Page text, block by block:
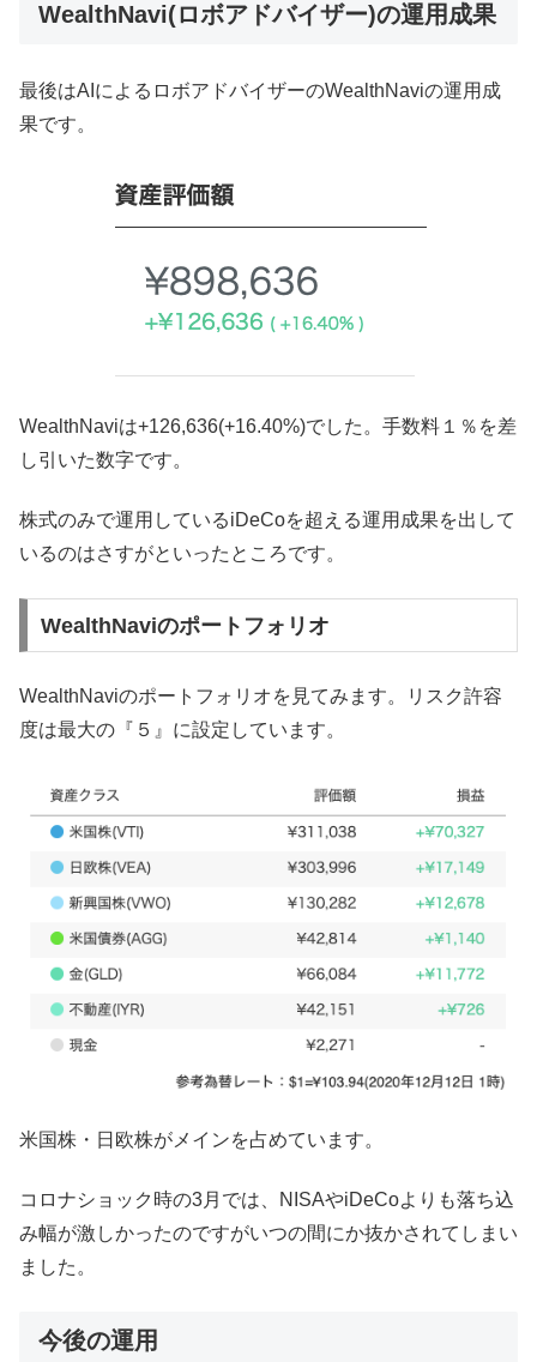
WealthNavi(ロボアドバイザー)の運用成果
最後はAIによるロボアドバイザーのWealthNaviの運用成
果です。
WealthNaviは+126,636(+16.40%)でした。手数料１％を差
し引いた数字です。
株式のみで運用しているiDeCoを超える運用成果を出して
いるのはさすがといったところです。
WealthNaviのポートフォリオ
WealthNaviのポートフォリオを見てみます。リスク許容
度は最大の『５』に設定しています。
米国株・日欧株がメインを占めています。
コロナショック時の3月では、NISAやiDeCoよりも落ち込
み幅が激しかったのですがいつの間にか抜かされてしまい
ました。
今後の運用